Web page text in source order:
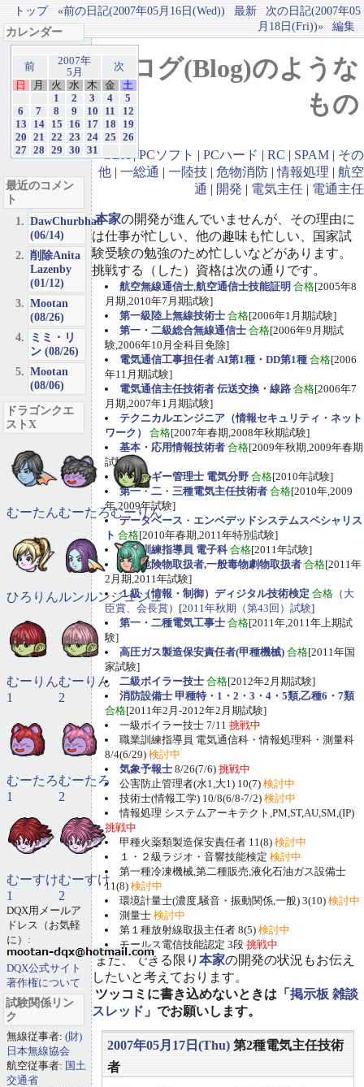
トップ «前の日記(2007年05月16日(Wed)) 最新
次の日記(2007年05
月18日(Fri))»
編集
ブログ(Blog)のような
もの
GBA|PCソフト | PCハード | RC | SPAM | その
他 | 一総通 | 一陸技 | 危物消防 |情報処理 | 航空
通 | 開発 | 電気主任 | 電通主任
本家の開発が進んでいませんが、その理由に
は仕事が忙しい、他の趣味も忙しい、国家試
験受験の勉強のため忙しいなどがあります。
挑戦する（した）資格は次の通りです。
航空無線通信士,航空通信士技能証明 合格[2005年8
月期,2010年7月期試験]
第一級陸上無線技術士 合格[2006年1月期試験]
第一・二級総合無線通信士 合格[2006年9月期試
験,2006年10月全科目免除]
電気通信工事担任者 AI第1種・DD第1種 合格[2006
年11月期試験]
電気通信主任技術者 伝送交換・線路 合格[2006年7
月期,2007年1月期試験]
テクニカルエンジニア（情報セキュリティ・ネット
ワーク）
合格[2007年春期,2008年秋期試験]
基本・応用情報技術者 合格[2009年秋期,2009年春期
試験]
エネルギー管理士 電気分野 合格[2010年試験]
第一・二 ・ 三種電気主任技術者 合格[2010年,2009
年,2009年試験]
データベース ・ エンベデッドシステムスペシャリス
ト 合格[2010年春期,2011年特別試験]
職業訓練指導員 電子科 合格[2011年試験]
甲種危険物取扱者,一般毒物劇物取扱者 合格[2011年
2月期,2011年試験]
１級（情報・制御）ディジタル技術検定 合格 （ 大
臣賞、会長賞）[2011年秋期（第43回）試験]
第一・二種電気工事士 合格[2011年,2011年上期試
験]
高圧ガス製造保安責任者(甲種機械) 合格[2011年国
家試験]
二級ボイラー技士 合格[2012年2月期試験]
消防設備士 甲種特・1・2・3・4・5類,乙種6・7類
合格[2011年2月-2012年2月期試験]
一級ボイラー技士 7/11 挑戦中
職業訓練指導員 電気通信科・情報処理科・測量科
8/4(6/29) 検討中
気象予報士 8/26(7/6) 挑戦中
公害防止管理者(水1,大1) 10(7) 検討中
技術士(情報工学) 10/8(6/8-7/2) 検討中
情報処理 システムアーキテクト,PM,ST,AU,SM,(IP)
挑戦中
甲種火薬類製造保安責任者 11(8) 検討中
１・２級ラジオ・音響技能検定 検討中
第一種冷凍機械,第二種販売,液化石油ガス設備士
11(8) 検討中
環境計量士(濃度,騒音・振動関係,一般) 3(10) 検討中
測量士 検討中
第１種放射線取扱主任者 8(5) 検討中
モールス電信技能認定 3段 挑戦中
また、できる限り 本家の開発の状況もお伝え
したいと考えております。
ツッコミに書き込めないときは「 掲示板 雑談
スレッド 」でお願いします。
2007年05月17日(Thu) 第2種電気主任技術
者
カレンダー
前
2007年
5月
次
日
月 火 水 木 金
土
1
2 3 4
5
6
7 8 9 10 11
12
13
14 15 16 17 18
19
20
21 22 23 24 25
26
27 28 29 30 31
最近のコメン
ト
DawChurbhab
(06/14)
削除Anita
Lazenby
(01/12)
Mootan
(08/26)
ミミ・リ
ン (08/26)
Mootan
(08/06)
ドラゴンクエ
ストX
むーたんむーたろむーりん
ひろりんルンルンジュジュ
むーりん
1
むーりん
2
むーたろ
1
むーたろ
2
むーすけ
1
むーすけ
2
DQX用メールア
ドレス（お気軽
に）:
DQX公式サイト
著作権について
試験関係リン
ク
無線従事者: (財)
日本無線協会
航空従事者: 国土
交通省